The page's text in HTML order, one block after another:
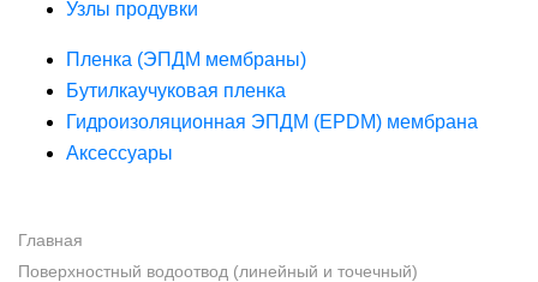
Узлы продувки
Пленка (ЭПДМ мембраны)
Бутилкаучуковая пленка
Гидроизоляционная ЭПДМ (EPDM) мембрана
Аксессуары
Главная
Поверхностный водоотвод (линейный и точечный)